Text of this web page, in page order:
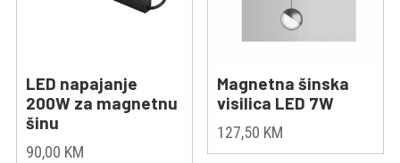
LED napajanje
200W za magnetnu
šinu
90,00 KM
Magnetna šinska
visilica LED 7W
127,50 KM